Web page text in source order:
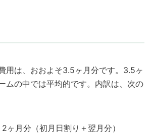
用は、おおよそ3.5ヶ月分です。3.5ヶ
ムの中では平均的です。内訳は、次の
2ヶ月分（初月日割り＋翌月分）